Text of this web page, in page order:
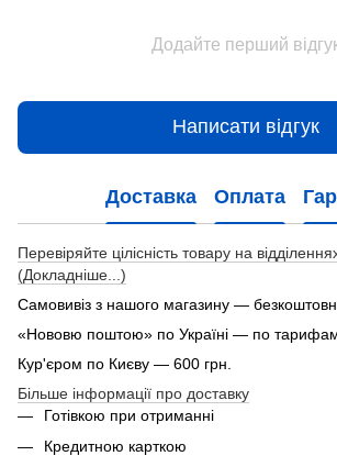
Додайте перший
Написати відгук
Доставка Оплата
Перевіряйте цілісність товару на
(Докладніше...)
Самовивіз з нашого магазину —
«Нововю поштою» по Україні — по тарифам
Кур'єром по Києву — 600 грн.
Більше інформації про доставку
Готівкою при отриманні
Кредитною карткою